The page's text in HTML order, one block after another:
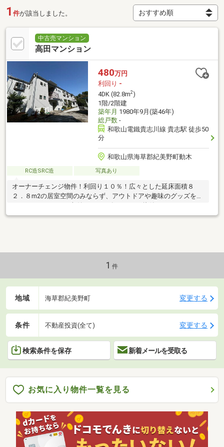
1 件が該当しました。
中古売マンション
高田マンション
480万円
利回り -
4DK (82.8m2)
1階/2階建
築年月 1980年9月(築46年)
総戸数-
和歌山電鐵貴志川線 貴志駅 徒歩50
分
和歌山県海草郡紀美野町動木
RC造SRC造 写真あり
オーナーチェンジ物件！利回り１０％！広々とした延床面積８
２．８m2の居室空間のみならず、アウトドアや趣味のグッズを置
くのにもってこいの収納スペース有なので、片付けめんどくさ
い！という方の強い味方に。
1 件
地域 海草郡紀美野町 変更する
条件 不動産投資(全て) 変更する
検索条件を保存 新着メールを受取る
お気に入り物件一覧を見る